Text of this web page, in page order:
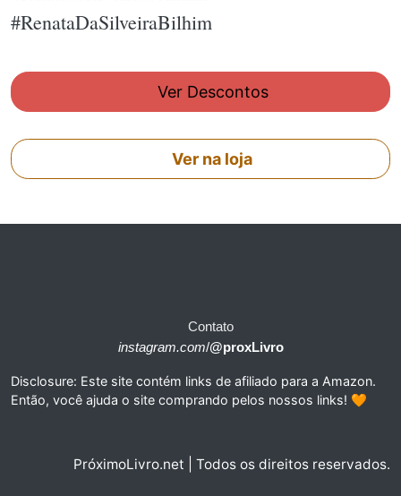
#RenataDaSilveiraBilhim
Ver Descontos
Ver na loja
Contato
instagram.com/@proxLivro
Disclosure: Este site contém links de afiliado para a Amazon.
Então, você ajuda o site comprando pelos nossos links! 🧡
PróximoLivro.net | Todos os direitos reservados.